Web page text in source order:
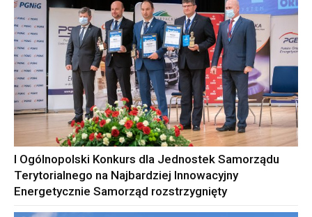
I Ogólnopolski Konkurs dla Jednostek Samorządu
Terytorialnego na Najbardziej Innowacyjny
Energetycznie Samorząd rozstrzygnięty